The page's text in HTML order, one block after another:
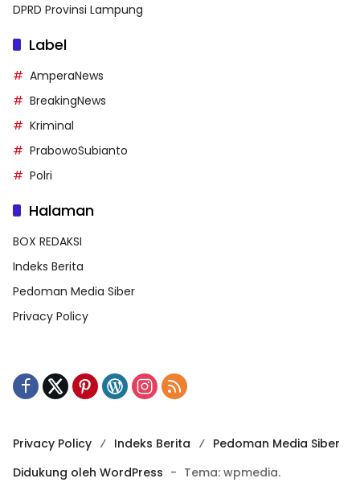
DPRD Provinsi Lampung
Label
AmperaNews
BreakingNews
Kriminal
PrabowoSubianto
Polri
Halaman
BOX REDAKSI
Indeks Berita
Pedoman Media Siber
Privacy Policy
Privacy Policy Indeks Berita
Pedoman Media Siber
Didukung oleh WordPress - Tema: wpmedia.